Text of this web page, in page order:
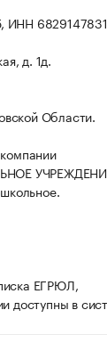
ИНН
д. 1д.
Области.
ЕГРЮЛ,
доступны в